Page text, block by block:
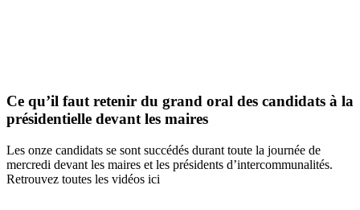
Ce qu’il faut retenir du grand oral des candidats à la
présidentielle devant les maires
Les onze candidats se sont succédés durant toute la journée de
mercredi devant les maires et les présidents d’intercommunalités.
Retrouvez toutes les vidéos ici